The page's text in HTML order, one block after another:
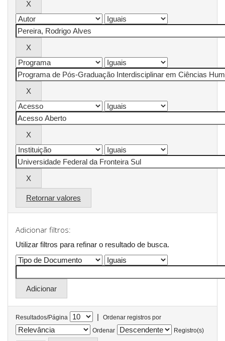
Retornar valores
Adicionar filtros:
Utilizar filtros para refinar o resultado de busca.
Resultados/Página |
Ordenar registros por
Ordenar
Registro(s)